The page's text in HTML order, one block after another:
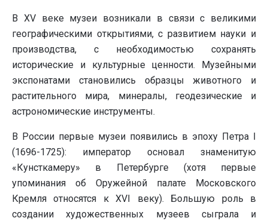
В XV веке музеи возникали в связи с великими
географическими открытиями, с развитием науки и
производства, с необходимостью сохранять
исторические и культурные ценности. Музейными
экспонатами становились образцы животного и
растительного мира, минералы, геодезические и
астрономические инструменты.
В России первые музеи появились в эпоху Петра I
(1696-1725): император основал знаменитую
«Кунсткамеру» в Петербурге (хотя первые
упоминания об Оружейной палате Московского
Кремля относятся к XVI веку). Большую роль в
создании художественных музеев сыграла и